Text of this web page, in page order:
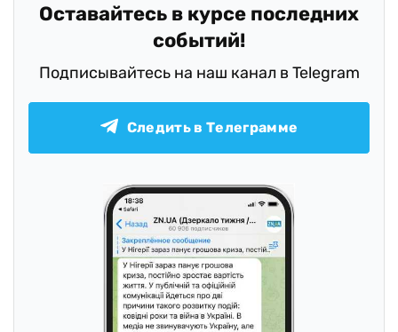
Оставайтесь в курсе последних
событий!
Подписывайтесь на наш канал в Telegram
Следить в Телеграмме